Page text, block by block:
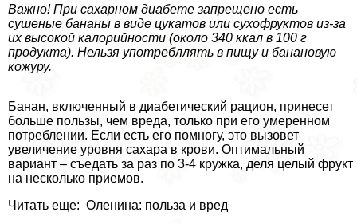
Важно! При сахарном диабете запрещено есть
сушеные бананы в виде цукатов или сухофруктов из-за
их высокой калорийности (около 340 ккал в 100 г
продукта). Нельзя употрeбллять в пищу и банановую
кожуру.
Банан, включенный в диабетический рацион, принесет
больше пользы, чем вреда, только при его умеренном
потрeблении. Если есть его помногу, это вызовет
увеличение уровня сахара в крови. Оптимальный
вариант – съедать за раз по 3-4 кружка, деля целый фрукт
на несколько приемов.
Читать еще: Оленина: польза и вред